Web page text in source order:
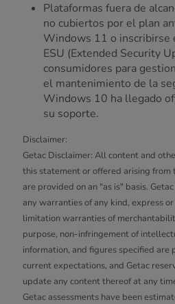
Plataformas fuera de
no cubiertos por el plan
Windows 11 o inscribirse
ESU (Extended Security
consumidores para
el mantenimiento de la
Windows 10 ha llegado
su soporte.
Disclaimer:
Getac Disclaimer: All content and
this statement or offered arising from
are provided on an "as is" basis.
any warranties of any kind, express
limitation warranties of
purpose, non-infringement of
information, and figures specified are
current expectations, and Getac
update any content thereof at any
Getac assessments have been